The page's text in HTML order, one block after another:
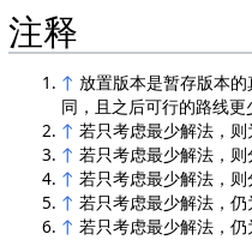
注释
↑ 放置版本是暂存版本
同，且之后可行的路线更
↑ 若只考虑最少解法，则
↑ 若只考虑最少解法，则
↑ 若只考虑最少解法，则
↑ 若只考虑最少解法，仍
↑ 若只考虑最少解法，仍